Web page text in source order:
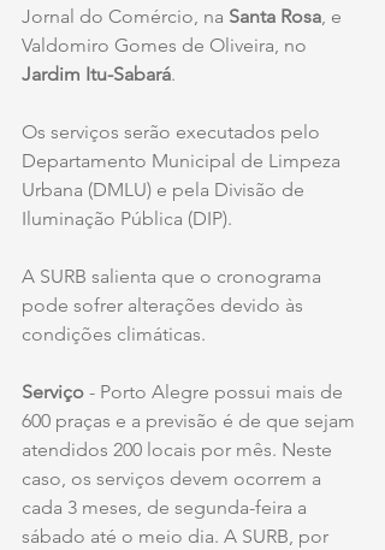
Jornal do Comércio, na Santa Rosa, e
Valdomiro Gomes de Oliveira, no
Jardim Itu-Sabará.
Os serviços serão executados pelo
Departamento Municipal de Limpeza
Urbana (DMLU) e pela Divisão de
Iluminação Pública (DIP).
A SURB salienta que o cronograma
pode sofrer alterações devido às
condições climáticas.
Serviço - Porto Alegre possui mais de
600 praças e a previsão é de que sejam
atendidos 200 locais por mês. Neste
caso, os serviços devem ocorrem a
cada 3 meses, de segunda-feira a
sábado até o meio dia. A SURB, por